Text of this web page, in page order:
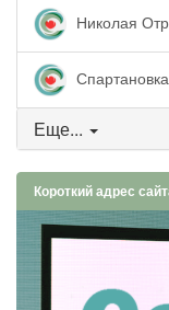
Николая
Еще...
Короткий адрес